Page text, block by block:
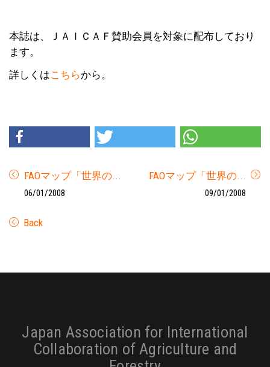
本誌は、ＪＡＩＣＡＦ賛助会員を対象に配布しており
ます。
詳しくはこちらから。
FAOマップ「世界の...
06/01/2008
FAOマップ「世界の...
09/01/2008
Back
Japan Association for International
Collaboration of Agriculture and